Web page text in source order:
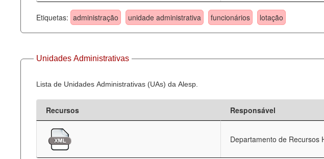
Etiquetas: administração unidade administrativa funcionários lotação
Unidades Administrativas
Lista de Unidades Administrativas (UAs) da Alesp.
Recursos Responsável
Departamento de Recursos